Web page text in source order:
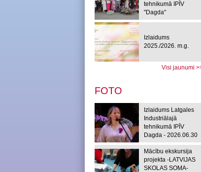
tehnikumā IPĪV
"Dagda"
Izlaidums
2025./2026. m.g.
Visi jaunumi
FOTO
Izlaidums Latgales
Industriālajā
tehnikumā IPĪV
Dagda - 2026.06.30
Mācību ekskursija
projekta -LATVIJAS
SKOLAS SOMA-